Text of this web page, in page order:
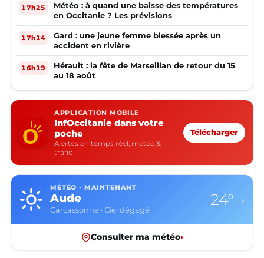
17h25
Météo : à quand une baisse des températures
en Occitanie ? Les prévisions
17h14
Gard : une jeune femme blessée après un
accident en rivière
16h19
Hérault : la fête de Marseillan de retour du 15
au 18 août
APPLICATION MOBILE
InfOccitanie dans votre
poche
Alertes en temps réel, météo &
trafic
Télécharger
MÉTÉO · MAINTENANT
Aude
Carcassonne · Ciel dégagé
24° ›
Consulter ma météo›